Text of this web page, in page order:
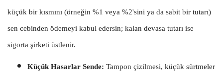
küçük bir kısmını (örneğin %1 veya %2'sini ya da sabit bir tutarı)
sen cebinden ödemeyi kabul edersin; kalan devasa tutarı ise
sigorta şirketi üstlenir.
Küçük Hasarlar Sende: Tampon çizilmesi, küçük sürtmeler